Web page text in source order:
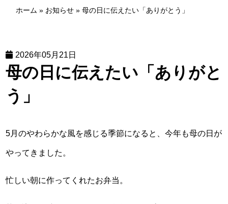
ホーム » お知らせ »母の日に伝えたい「ありがとう」
2026年05月21日
母の日に伝えたい「ありがと
う」
5月のやわらかな風を感じる季節になると、今年も母の日が
やってきました。
忙しい朝に作ってくれたお弁当。